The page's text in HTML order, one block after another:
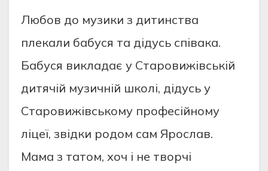
Любов до музики з дитинства
плекали бабуся та дідусь співака.
Бабуся викладає у Старовижівській
дитячій музичній школі, дідусь у
Старовижівському професійному
ліцеї, звідки родом сам Ярослав.
Мама з татом, хоч і не творчі